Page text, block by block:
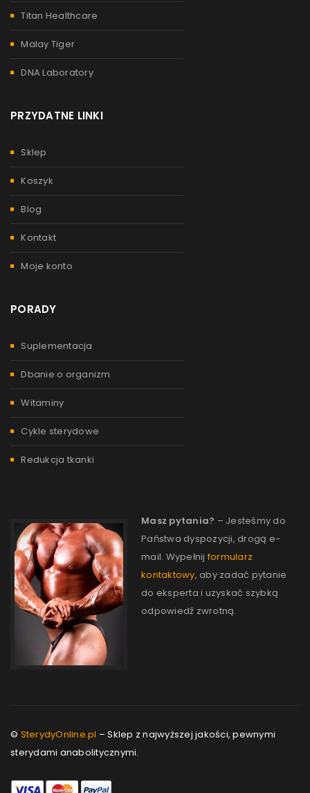
Titan Healthcare
Malay Tiger
DNA Laboratory
PRZYDATNE LINKI
Sklep
Koszyk
Blog
Kontakt
Moje konto
PORADY
Suplementacja
Dbanie o organizm
Witaminy
Cykle sterydowe
Redukcja tkanki
Masz pytania? – Jesteśmy do
Państwa dyspozycji, drogą e-
mail. Wypełnijformularz
kontaktowy, aby zadać pytanie
do eksperta i uzyskać szybką
odpowiedź zwrotną.
© SterydyOnline.pl – Sklep z najwyższej jakości, pewnymi
sterydami anabolitycznymi.